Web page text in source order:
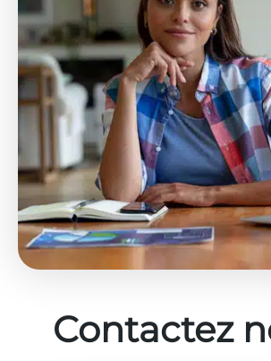
Contactez